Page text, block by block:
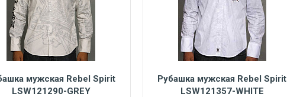
мужская Rebel Spirit
LSW121290-GREY
Рубашка мужская Rebel Spirit
LSW121357-WHITE